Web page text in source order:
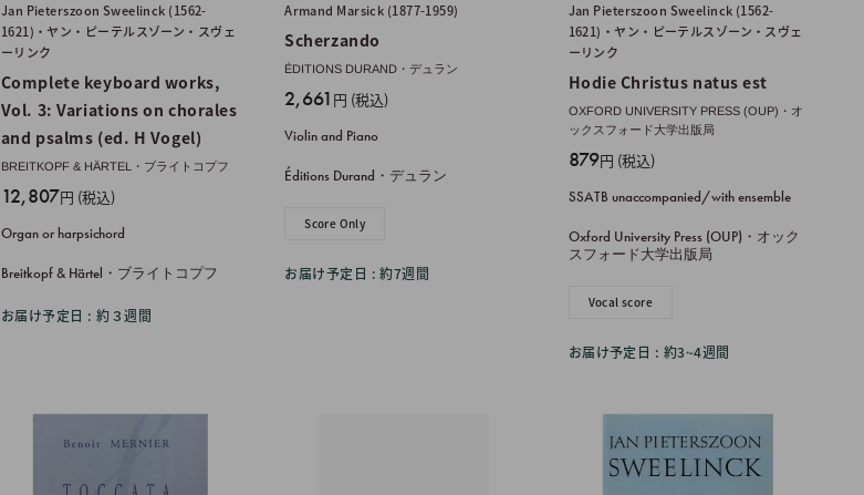
Jan Pieterszoon Sweelinck (1562-
1621)・ヤン・ピーテルスゾーン・スヴェ
ーリンク
Complete keyboard works,
Vol. 3: Variations on chorales
and psalms (ed. H Vogel)
BREITKOPF & HÄRTEL・ブライトコプフ
販
価
格
12,807円 (税込)
Organ or harpsichord
Breitkopf & Härtel・ブライトコプフ
お届け予定日 : 約３週間
Armand Marsick (1877-1959)
Scherzando
ÉDITIONS DURAND・デュラン
販
価
格
2,661 円 (税込)
Violin and Piano
Éditions Durand・デュラン
Score Only
お届け予定日 : 約7週間
Jan Pieterszoon Sweelinck (1562-
1621)・ヤン・ピーテルスゾーン・スヴェ
ーリンク
Hodie Christus natus est
OXFORD UNIVERSITY PRESS (OUP)・オ
ックスフォード大学出版局
販
価
格
879円 (税込)
SSATB unaccompanied/with ensemble
Oxford University Press (OUP)・オック
スフォード大学出版局
Vocal score
お届け予定日 : 約3~4週間